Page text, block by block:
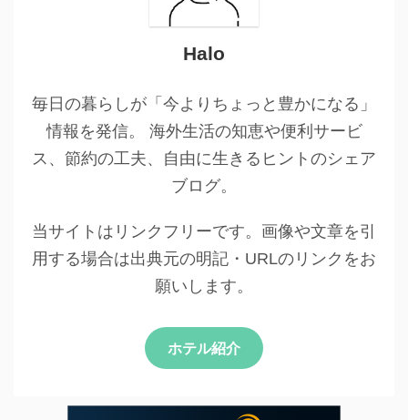
Halo
毎日の暮らしが「今よりちょっと豊かになる」
情報を発信。 海外生活の知恵や便利サービ
ス、節約の工夫、自由に生きるヒントのシェア
ブログ。
当サイトはリンクフリーです。画像や文章を引
用する場合は出典元の明記・URLのリンクをお
願いします。
ホテル紹介